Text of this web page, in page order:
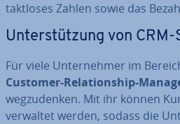
takt­lo­ses Zahlen sowie das
Un­ter­stüt­zung von
Für viele Un­ter­neh­mer im
Customer-Re­la­ti­onship-
weg­zu­den­ken. Mit ihr können
verwaltet werden, sodass die